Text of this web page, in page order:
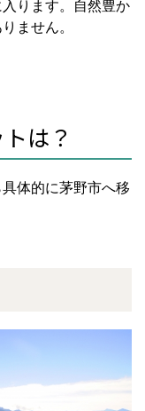
ります。自然豊か
ません。
は？
体的に茅野市へ移